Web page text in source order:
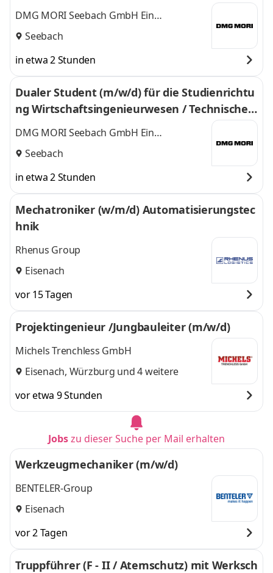
| Ausbildungsjahr 2027
DMG MORI Seebach GmbH Ein
Unternehmen der DMG MORI Gruppe
Seebach
in etwa 2 Stunden
Dualer Student (m/w/d) für die Studienrichtu
ng Wirtschaftsingenieurwesen / Technischer
Vertrieb | Ausbildungsjahr 2027
DMG MORI Seebach GmbH Ein
Unternehmen der DMG MORI Gruppe
Seebach
in etwa 2 Stunden
Mechatroniker (w/m/d) Automatisierungstec
hnik
Rhenus Group
Eisenach
vor 15 Tagen
Projektingenieur /Jungbauleiter (m/w/d)
Michels Trenchless GmbH
Eisenach, Würzburg und 4 weitere
vor etwa 9 Stunden
Jobszu dieser Suche per Mail erhalten
Werkzeugmechaniker (m/w/d)
BENTELER-Group
Eisenach
vor 2 Tagen
Truppführer (F - II / Atemschutz) mit Werksch